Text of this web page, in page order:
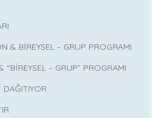
& BİREYSEL – GRUP PROGRAMI
– GRUP” PROGRAMI
DAĞITIYOR